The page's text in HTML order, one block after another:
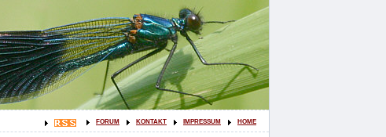
forum kontakt impressum home